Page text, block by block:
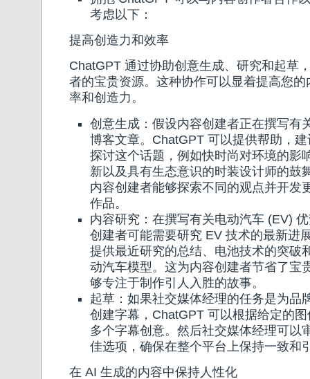
考虑以下：
提高创造力和效率
ChatGPT 通过协助创意生成、研究和起草
者的宝贵资源。这种协作可以显着提高您
率和创造力。
创意生成：假设内容创建者正在撰写有
博客文章。ChatGPT 可以提供帮助，
探讨这个话题，例如快时尚对环境的影
新以及具有生态意识的时装设计师的鼓
内容创建者能够探索不同的观点并开发
作品。
内容研究：在撰写有关电动汽车 (EV)
创建者可能需要研究 EV 技术的最新进
提供最近研究的总结、电池技术的突破
动汽车模型。这为内容创建者节省了宝
够专注于制作引人入胜的故事。
起草：如果社交媒体经理的任务是为品
创建字幕，ChatGPT 可以根据给定的
多个字幕创意。然后社交媒体经理可以
佳选项，确保在整个平台上保持一致和
在 AI 生成的内容中保持人性化